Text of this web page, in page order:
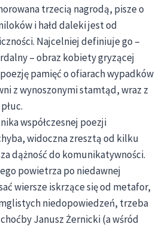
trzecią nagrodą, pisze o
i hałd daleki jest od
Najcelniej definiuje go –
– obraz kobiety gryzącej
pamięć o ofiarach wypadków
z wynoszonymi stamtąd, wraz z
współczesnej poezji
widoczna zresztą od kilku
dążność do komunikatywności.
powietrza po niedawnej
wiersze iskrzące się od metafor,
niedopowiedzeń, trzeba
Janusz Żernicki (a wśród